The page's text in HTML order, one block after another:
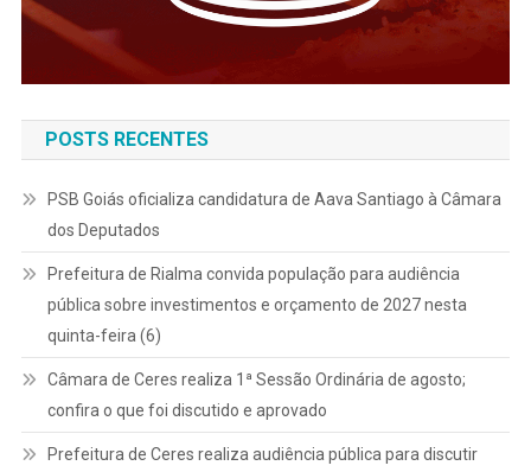
POSTS RECENTES
PSB Goiás oficializa candidatura de Aava Santiago à Câmara
dos Deputados
Prefeitura de Rialma convida população para audiência
pública sobre investimentos e orçamento de 2027 nesta
quinta-feira (6)
Câmara de Ceres realiza 1ª Sessão Ordinária de agosto;
confira o que foi discutido e aprovado
Prefeitura de Ceres realiza audiência pública para discutir